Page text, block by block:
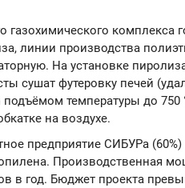
газохимического комплекса
линии производства
На установке
сушат футеровку печей
температуры до 750
на воздухе.
предприятие СИБУРа (60%)
Производственная
в год. Бюджет проекта